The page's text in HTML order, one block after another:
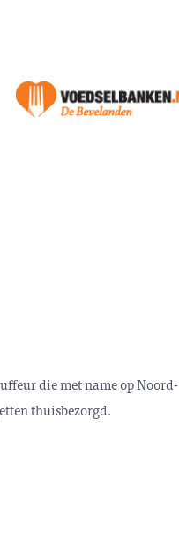
die met name op Noord-
thuisbezorgd.